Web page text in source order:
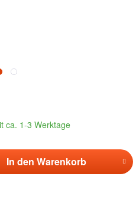
ca. 1-3 Werktage
In den Warenkorb